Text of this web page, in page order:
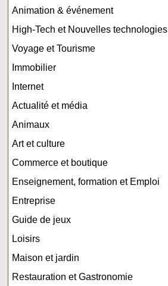
Animation & événement
High-Tech et Nouvelles technologies
Voyage et Tourisme
Immobilier
Internet
Actualité et média
Animaux
Art et culture
Commerce et boutique
Enseignement, formation et Emploi
Entreprise
Guide de jeux
Loisirs
Maison et jardin
Restauration et Gastronomie